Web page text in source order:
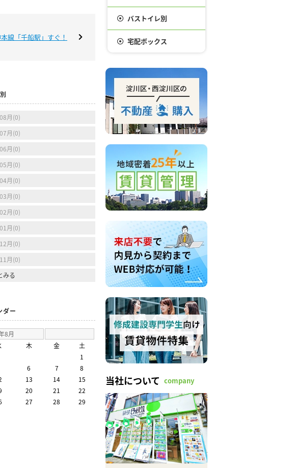
線「千船駅」すぐ！
月(0)
月(0)
月(0)
月(0)
月(0)
月(0)
月(0)
月(0)
月(0)
月(0)
みる
ダー
8月
木 金
土
1
6 7
8
13 14
15
20 21
22
27 28
29
バストイレ別
宅配ボックス
当社について company